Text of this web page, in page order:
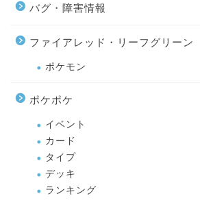
バグ・障害情報
ファイアレッド・リーフグリーン
ポケモン
ポケポケ
イベント
カード
タイプ
デッキ
ランキング